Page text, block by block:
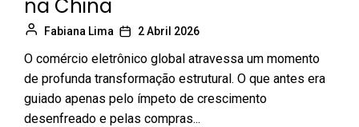
na China
Fabiana Lima 2 Abril 2026
O comércio eletrônico global atravessa um momento
de profunda transformação estrutural. O que antes era
guiado apenas pelo ímpeto de crescimento
desenfreado e pelas compras...